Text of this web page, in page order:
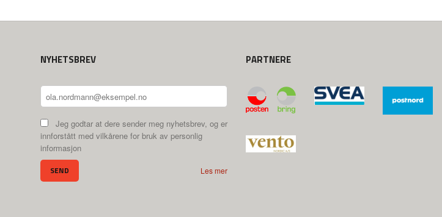
NYHETSBREV
Jeg godtar at dere sender meg nyhetsbrev, og er
innforstått med vilkårene for bruk av personlig
informasjon
Les mer
PARTNERE